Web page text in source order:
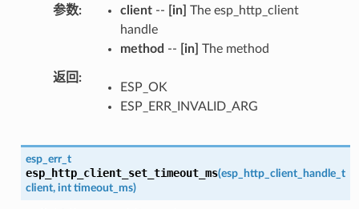
参数 client-- [in] The esp_http_client
handle
method -- [in] The method
返回
ESP_OK
ESP_ERR_INVALID_ARG
esp_err_t
esp_http_client_set_timeout_ms(esp_http_client_handle_t
client, int timeout_ms)